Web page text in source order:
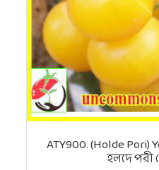
ATY900. (Holde Pori)
হলদে পরী